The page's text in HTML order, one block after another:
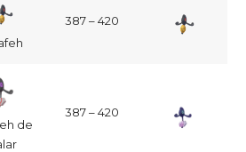
387 – 420
de
387 – 420